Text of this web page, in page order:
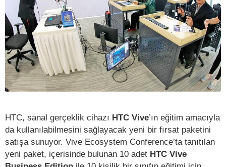
HTC, sanal gerçeklik cihazı HTC Vive’ın eğitim amacıyla
da kullanılabilmesini sağlayacak yeni bir fırsat paketini
satışa sunuyor. Vive Ecosystem Conference’ta tanıtılan
yeni paket, içerisinde bulunan 10 adet HTC Vive